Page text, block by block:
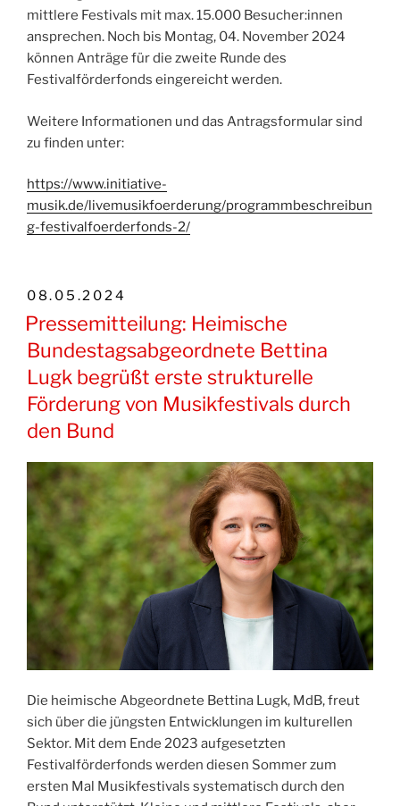
mittlere Festivals mit max. 15.000 Besucher:innen
ansprechen. Noch bis Montag, 04. November 2024
können Anträge für die zweite Runde des
Festivalförderfonds eingereicht werden.
Weitere Informationen und das Antragsformular sind
zu finden unter:
https://www.initiative-
musik.de/livemusikfoerderung/programmbeschreibun
g-festivalfoerderfonds-2/
VERÖFFENTLICHT
AM
08.05.2024
Pressemitteilung: Heimische
Bundestagsabgeordnete Bettina
Lugk begrüßt erste strukturelle
Förderung von Musikfestivals durch
den Bund
Die heimische Abgeordnete Bettina Lugk, MdB, freut
sich über die jüngsten Entwicklungen im kulturellen
Sektor. Mit dem Ende 2023 aufgesetzten
Festivalförderfonds werden diesen Sommer zum
ersten Mal Musikfestivals systematisch durch den